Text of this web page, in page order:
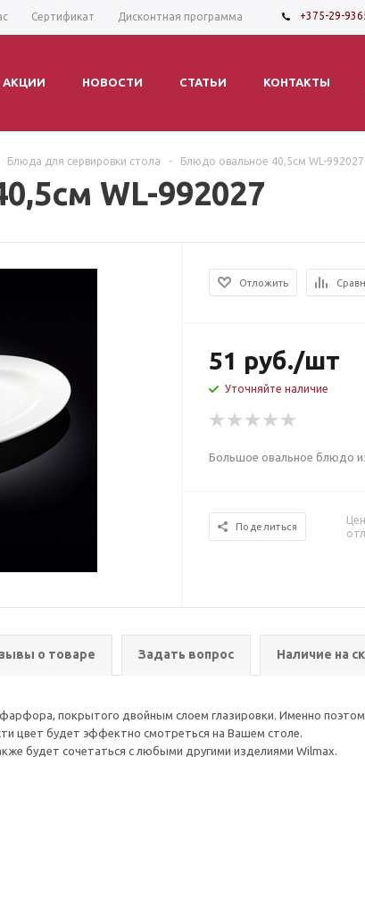
Сертификат Дисконтная программа +375-29-
АКЦИИ НОВОСТИ СТАТЬИ КОНТАКТЫ
Блюда для сервировки стола - Блюдо овальное 40,5см WL-992027
WL-992027
Отложить
51 руб./шт
Уточняйте наличие
Большое овальное блюдо
Поделиться
о товаре Задать вопрос Наличие на
покрытого двойным слоем глазировки. Именно
цвет будет эффектно смотреться на Вашем столе.
будет сочетаться с любыми другими изделиями Wilmax.